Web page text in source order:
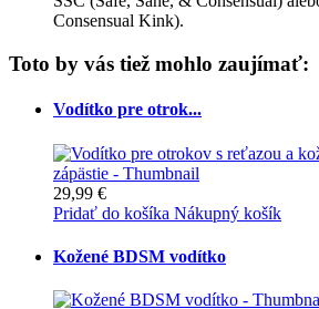
Consensual Kink).
Toto by vás tiež mohlo zaujímať:
Vodítko pre otrok...
29,99 €
Pridať do košíka Nákupný košík
Kožené BDSM vodítko